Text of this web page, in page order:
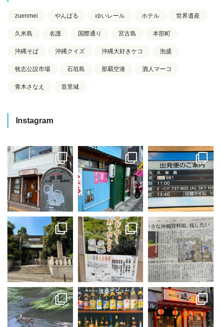
zuenmei やんばる ゆいレール ホテル 世界遺産
久米島 名護 国際通り 宮古島 本部町
沖縄そば 沖縄クイズ 沖縄大好きケコ 泡盛
牧志公設市場 石垣島 那覇空港 酒人マーコ
青木さなえ 首里城
Instagram